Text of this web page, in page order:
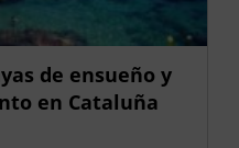
de ensueño y
en Cataluña